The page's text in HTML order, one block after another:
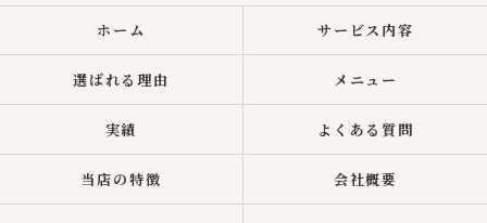
ホーム サービス内容
選ばれる理由 メニュー
実績 よくある質問
当店の特徴 会社概要